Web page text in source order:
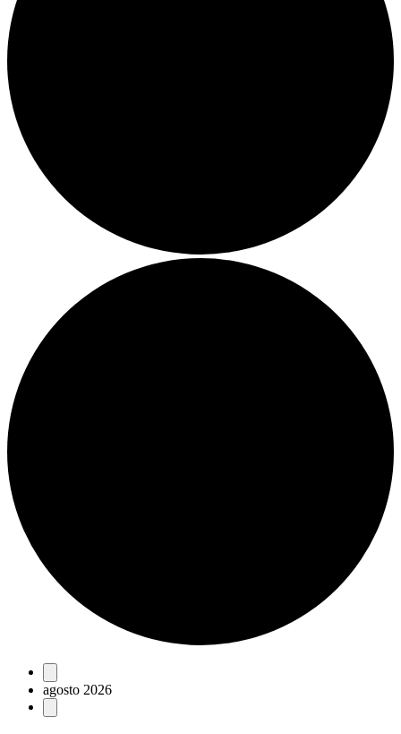
Eventos
agosto 2026